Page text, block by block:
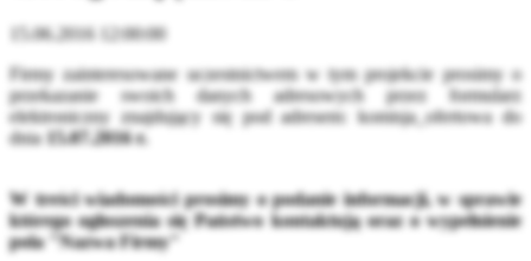
15.06.2016 12:00:00
Firmy zainteresowane uczestnictwem w tym projekcie prosimy o
przekazanie swoich danych adresowych przez formularz
elektroniczny znajdujący się pod adresem:
komisja_ofertowa do
dnia 15.07.2016 r.
W treści wiadomości prosimy o podanie informacji, w sprawie
którego ogłoszenia się Państwo kontaktują oraz o wypełnienie
pola "Nazwa Firmy"